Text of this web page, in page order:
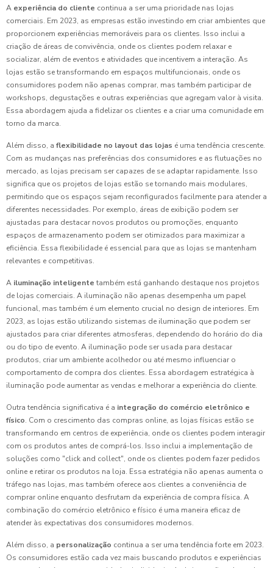
A experiência do cliente continua a ser uma prioridade nas lojas
comerciais. Em 2023, as empresas estão investindo em criar ambientes que
proporcionem experiências memoráveis para os clientes. Isso inclui a
criação de áreas de convivência, onde os clientes podem relaxar e
socializar, além de eventos e atividades que incentivem a interação. As
lojas estão se transformando em espaços multifuncionais, onde os
consumidores podem não apenas comprar, mas também participar de
workshops, degustações e outras experiências que agregam valor à visita.
Essa abordagem ajuda a fidelizar os clientes e a criar uma comunidade em
torno da marca.
Além disso, a flexibilidade no layout das lojas é uma tendência crescente.
Com as mudanças nas preferências dos consumidores e as flutuações no
mercado, as lojas precisam ser capazes de se adaptar rapidamente. Isso
significa que os projetos de lojas estão se tornando mais modulares,
permitindo que os espaços sejam reconfigurados facilmente para atender a
diferentes necessidades. Por exemplo, áreas de exibição podem ser
ajustadas para destacar novos produtos ou promoções, enquanto
espaços de armazenamento podem ser otimizados para maximizar a
eficiência. Essa flexibilidade é essencial para que as lojas se mantenham
relevantes e competitivas.
A iluminação inteligente também está ganhando destaque nos projetos
de lojas comerciais. A iluminação não apenas desempenha um papel
funcional, mas também é um elemento crucial no design de interiores. Em
2023, as lojas estão utilizando sistemas de iluminação que podem ser
ajustados para criar diferentes atmosferas, dependendo do horário do dia
ou do tipo de evento. A iluminação pode ser usada para destacar
produtos, criar um ambiente acolhedor ou até mesmo influenciar o
comportamento de compra dos clientes. Essa abordagem estratégica à
iluminação pode aumentar as vendas e melhorar a experiência do cliente.
Outra tendência significativa é a integração do comércio eletrônico e
físico. Com o crescimento das compras online, as lojas físicas estão se
transformando em centros de experiência, onde os clientes podem interagir
com os produtos antes de comprá-los. Isso inclui a implementação de
soluções como "click and collect", onde os clientes podem fazer pedidos
online e retirar os produtos na loja. Essa estratégia não apenas aumenta o
tráfego nas lojas, mas também oferece aos clientes a conveniência de
comprar online enquanto desfrutam da experiência de compra física. A
combinação do comércio eletrônico e físico é uma maneira eficaz de
atender às expectativas dos consumidores modernos.
Além disso, a personalização continua a ser uma tendência forte em 2023.
Os consumidores estão cada vez mais buscando produtos e experiências